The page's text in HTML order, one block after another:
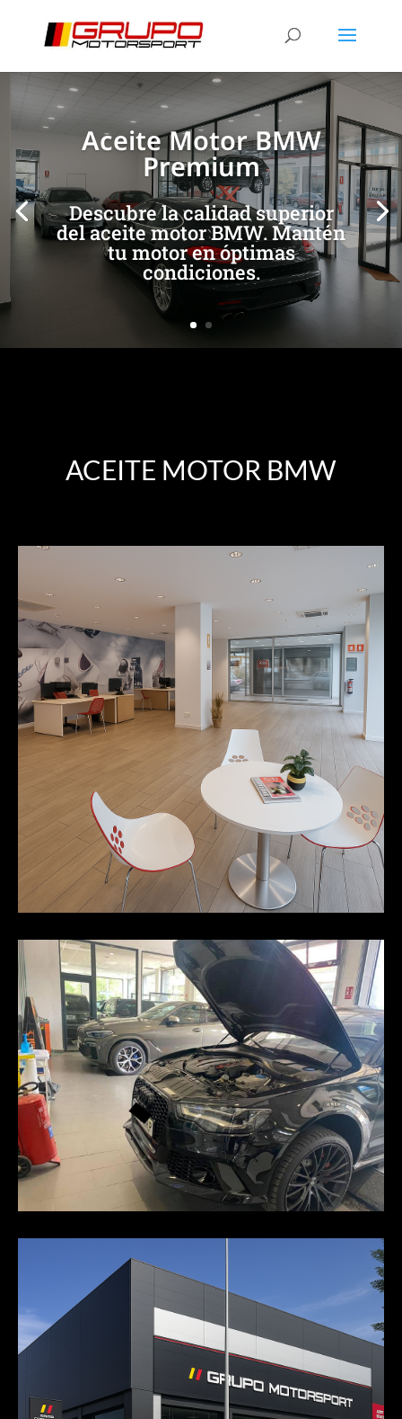
Aceite Motor BMW
Premium
Descubre la calidad superior
del aceite motor BMW. Mantén
tu motor en óptimas
condiciones.
[/et_pb_slide] [/et_pb_slide]
ACEITE MOTOR BMW